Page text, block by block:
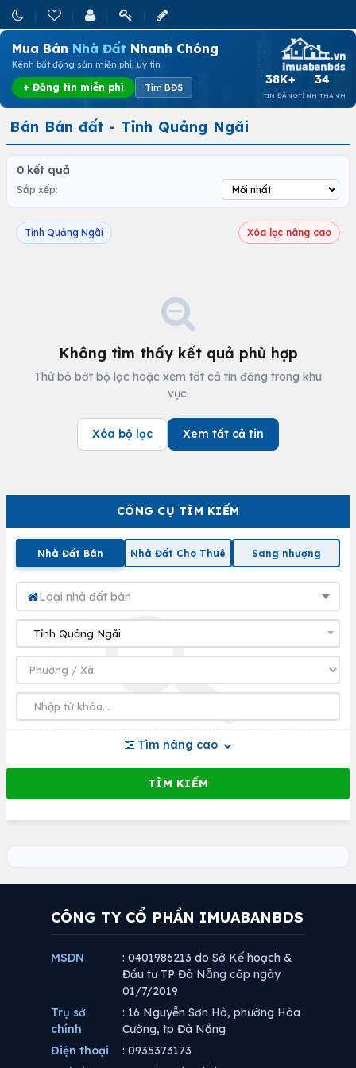
Mua Bán Nhà Đất Nhanh Chóng
Kênh bất động sản miễn phí, uy tín
+ Đăng tin miễn phí Tìm BĐS
38K+
TIN ĐĂNG
34
TỈNH THÀNH
CÔNG CỤ TÌM KIẾM
Nhà Đất Bán Nhà Đất Cho Thuê Sang nhượng
Loại nhà đất bán
Tìm nâng cao
Bán Bán đất - Tỉnh Quảng Ngãi
0 kết quả
Sắp xếp:
Tỉnh Quảng Ngãi Xóa lọc nâng cao
Không tìm thấy kết quả phù hợp
Thử bỏ bớt bộ lọc hoặc xem tất cả tin đăng trong khu
vực.
Xóa bộ lọc Xem tất cả tin
CÔNG TY CỔ PHẦN IMUABANBDS
MSDN
: 0401986213 do Sở Kế hoạch &
Đầu tư TP Đà Nẵng cấp ngày
01/7/2019
Trụ sở
chính
: 16 Nguyễn Sơn Hà, phường Hòa
Cường, tp Đà Nẵng
Điện thoại
: 0935373173